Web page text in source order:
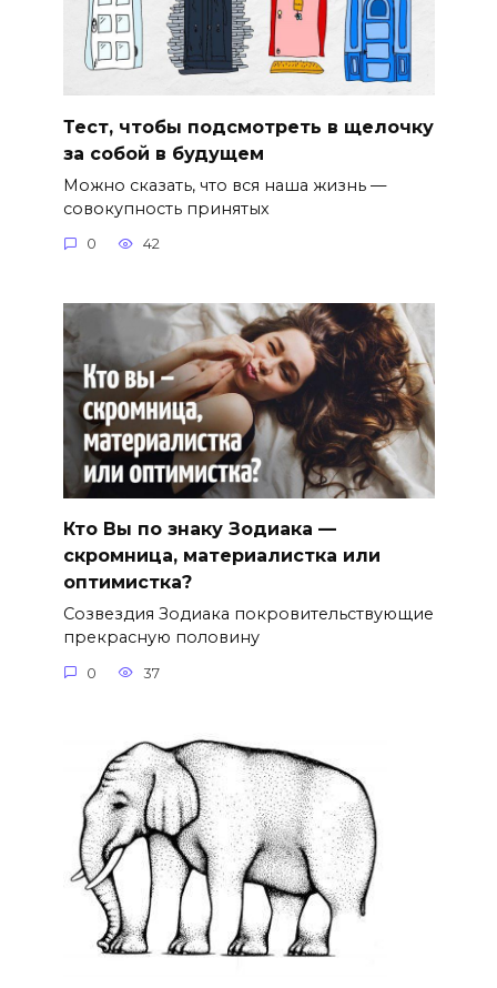
Тест, чтобы подсмотреть в щелочку
за собой в будущем
Можно сказать, что вся наша жизнь —
совокупность принятых
0 42
Кто Вы по знаку Зодиака —
скромница, материалистка или
оптимистка?
Созвездия Зодиака покровительствующие
прекрасную половину
0 37